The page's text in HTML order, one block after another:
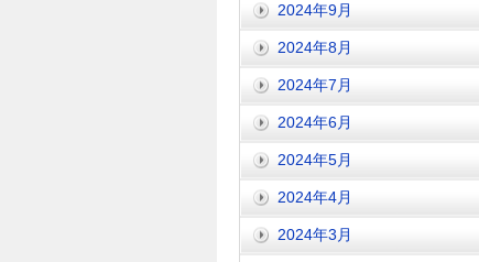
2024年9月
2024年8月
2024年7月
2024年6月
2024年5月
2024年4月
2024年3月